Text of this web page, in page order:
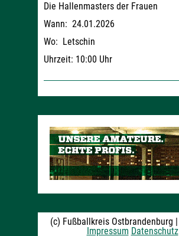
Die Hallenmasters der Frauen
Wann: 24.01.2026
Wo: Letschin
Uhrzeit: 10:00 Uhr
(c) Fußballkreis Ostbrandenburg |
Impressum Datenschutz